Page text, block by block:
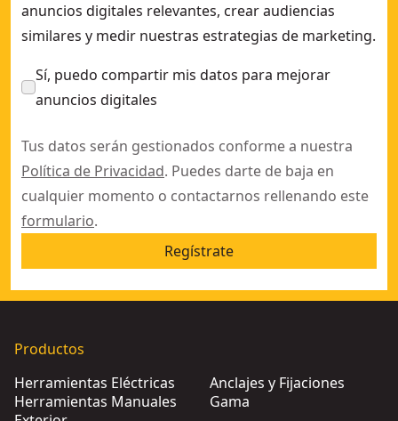
anuncios digitales relevantes, crear audiencias
similares y medir nuestras estrategias de marketing.
Sí, puedo compartir mis datos para mejorar
anuncios digitales
Tus datos serán gestionados conforme a nuestra
Política de Privacidad. Puedes darte de baja en
cualquier momento o contactarnos rellenando este
formulario.
Regístrate
Productos
Herramientas Eléctricas
Herramientas Manuales
Anclajes y Fijaciones
Gama